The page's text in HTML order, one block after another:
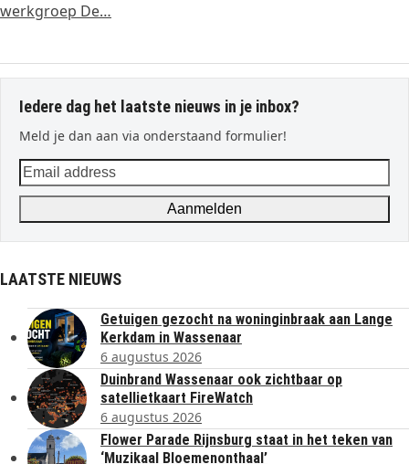
werkgroep De…
Iedere dag het laatste nieuws in je inbox?
Meld je dan aan via onderstaand formulier!
Email
address
Aanmelden
LAATSTE NIEUWS
Getuigen gezocht na woninginbraak aan Lange
Kerkdam in Wassenaar
6 augustus 2026
Duinbrand Wassenaar ook zichtbaar op
satellietkaart FireWatch
6 augustus 2026
Flower Parade Rijnsburg staat in het teken van
‘Muzikaal Bloemenonthaal’